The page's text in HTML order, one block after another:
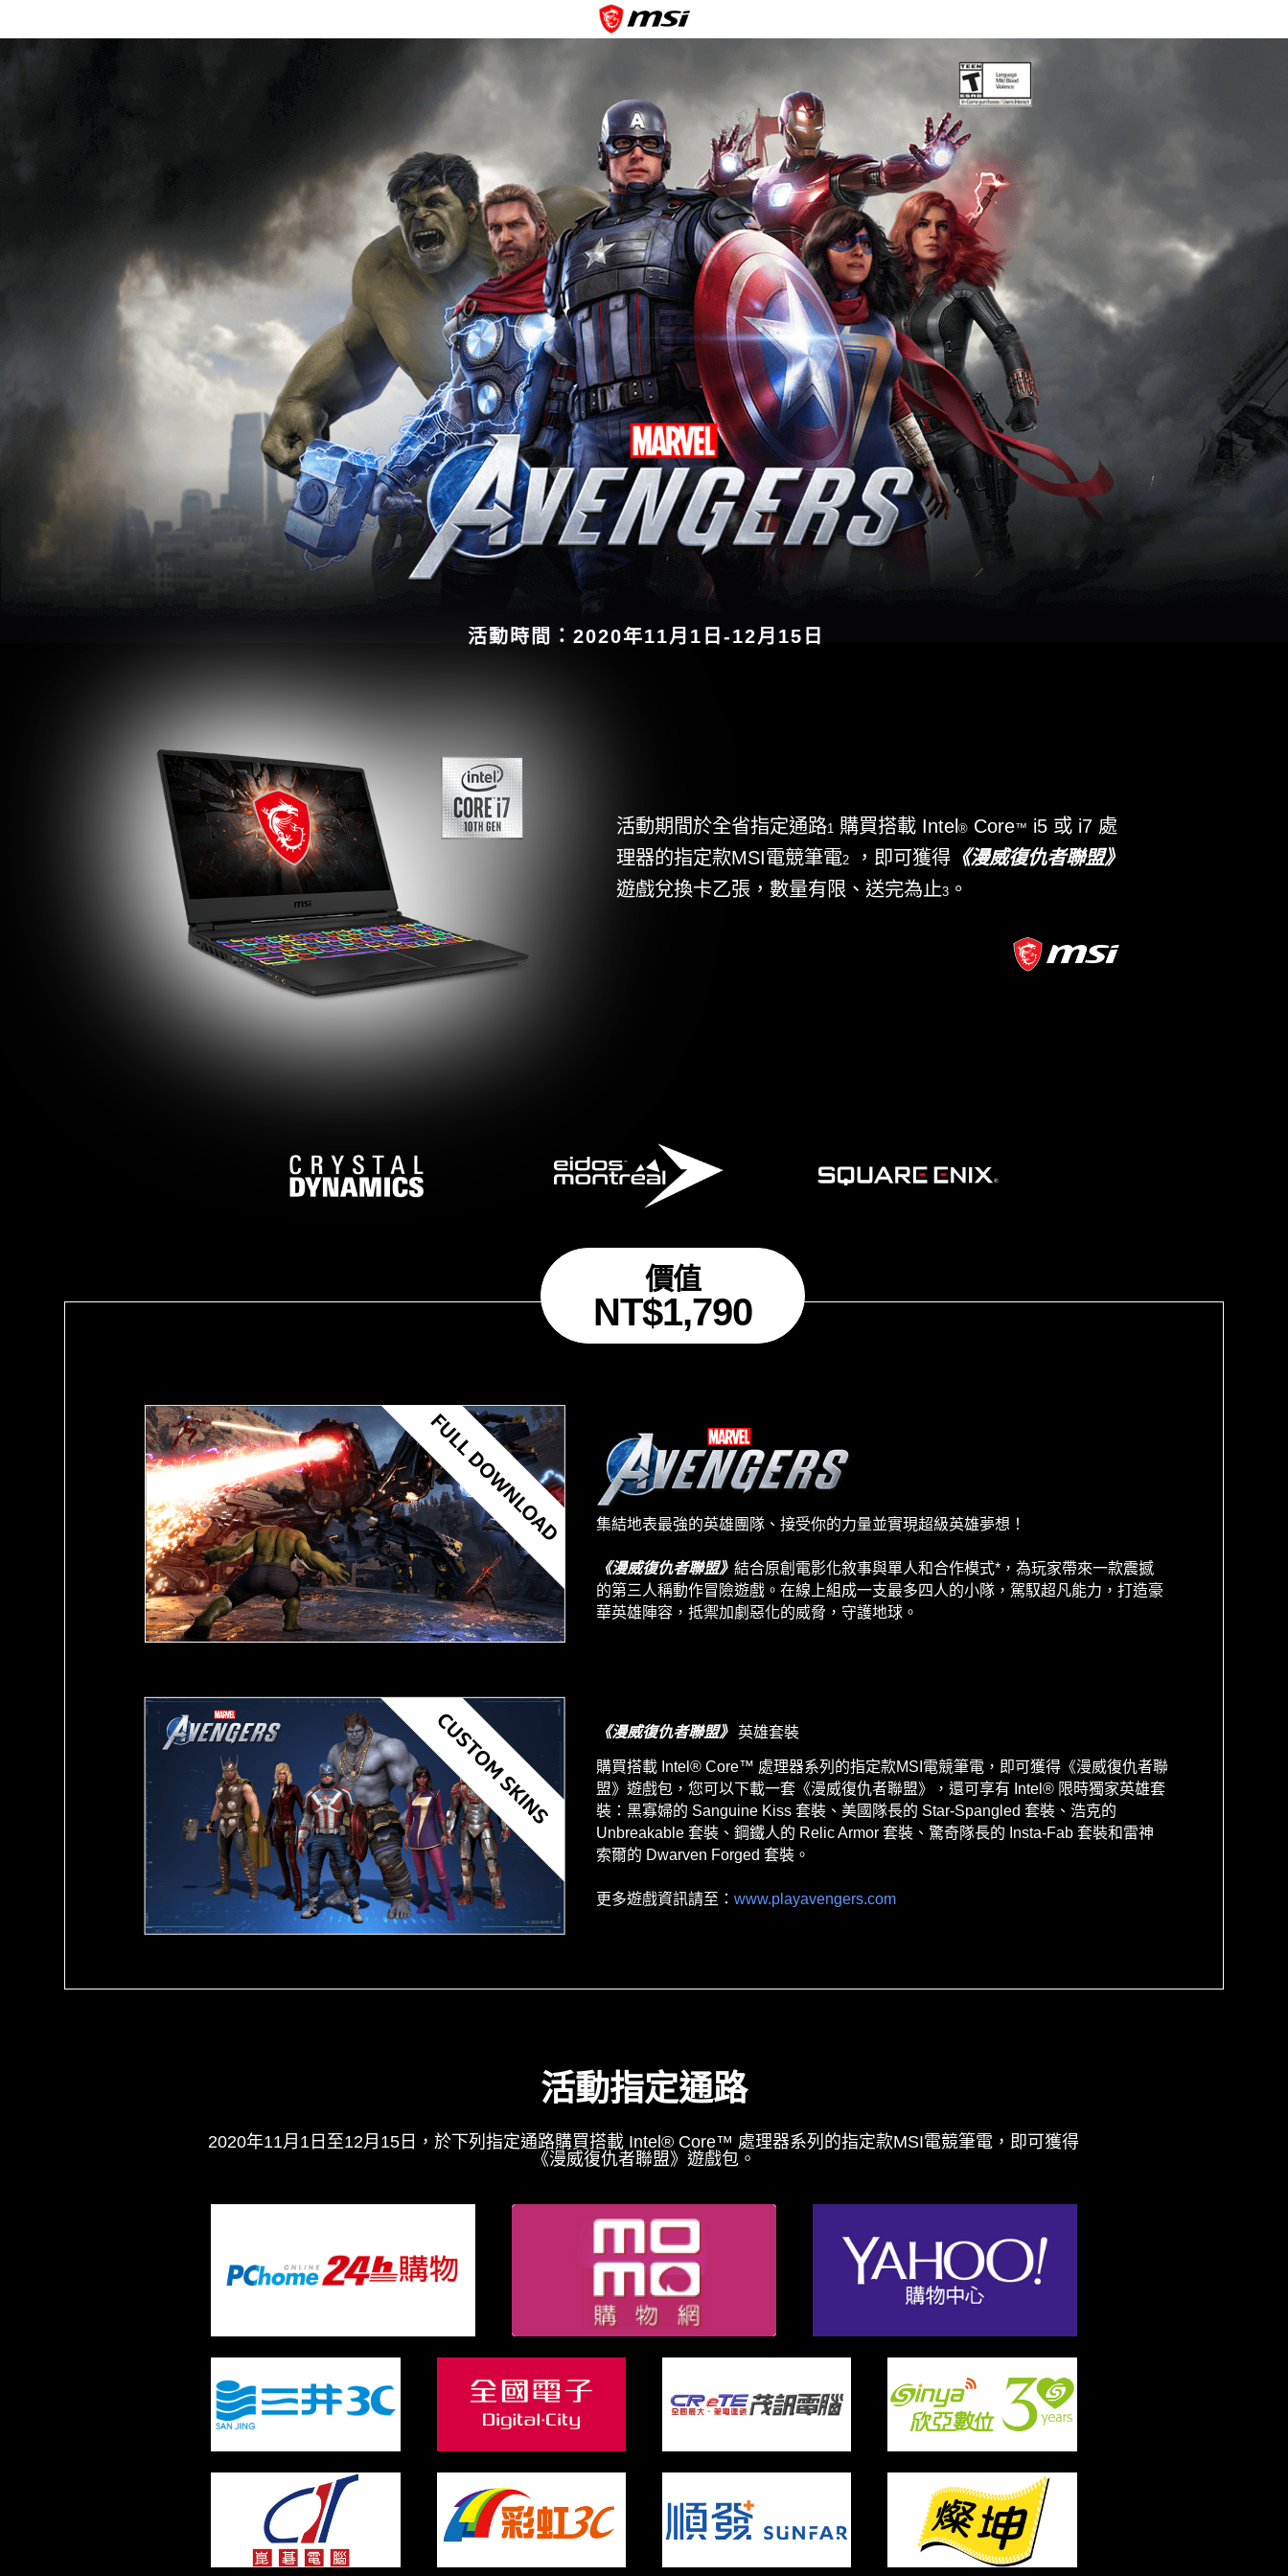
活動時間：2020年11月1日-12月15日
遊戲兌換卡乙張，數量有限、送完為止
價值
NT$1,790
集結地表最強的英雄團隊、接受你的力量並實現超級英雄夢想！
《漫威復仇者聯盟》結合原創電影化敘事與單人和合作模式*，為玩家帶來一款震撼
的第三人稱動作冒險遊戲。在線上組成一支最多四人的小隊，駕馭超凡能力，打造豪
華英雄陣容，抵禦加劇惡化的威脅，守護地球。
《漫威復仇者聯盟》 英雄套裝
購買搭載 Intel® Core™ 處理器系列的指定款MSI電競筆電，即可獲得《漫威復仇者聯
盟》遊戲包，您可以下載一套《漫威復仇者聯盟》，還可享有 Intel® 限時獨家英雄套
裝：黑寡婦的 Sanguine Kiss 套裝、美國隊長的 Star-Spangled 套裝、浩克的
Unbreakable 套裝、鋼鐵人的 Relic Armor 套裝、驚奇隊長的 Insta-Fab 套裝和雷神
索爾的 Dwarven Forged 套裝。
更多遊戲資訊請至：www.playavengers.com
活動指定通路
2020年11月1日至12月15日，於下列指定通路購買搭載 Intel® Core™ 處理器系列的指定款MSI電競筆電，即可獲得
《漫威復仇者聯盟》遊戲包。